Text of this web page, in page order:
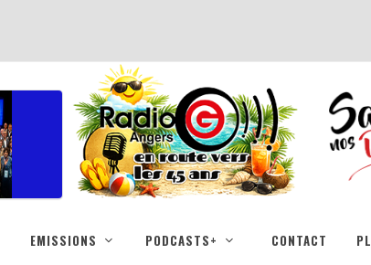
EMISSIONS PODCASTS+ CONTACT